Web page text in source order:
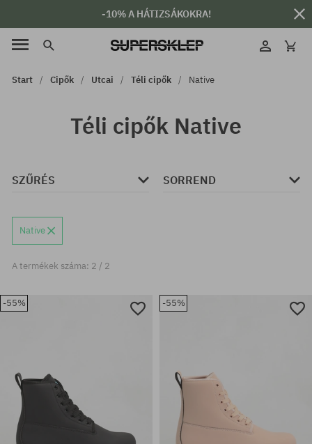
-10% A HÁTIZSÁKOKRA!
Start Cipők Utcai Téli cipők Native
Téli cipők Native
SZŰRÉS SORREND
Native
A termékek száma: 2 / 2
-55% -55%